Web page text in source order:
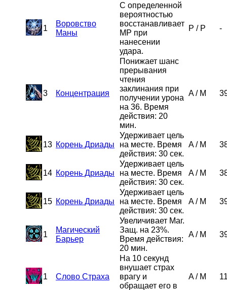
1
Воровство
Маны
С определенной
вероятностью
восстанавливает
MP при
нанесении
удара.
P / P -
3 Концентрация
Понижает шанс
прерывания
чтения
заклинания при
получении урона
на 36. Время
действия: 20
мин.
A/ M
13 Корень Дриады
Удерживает цель
на месте. Время
действия: 30 сек.
A/ M
14 Корень Дриады
Удерживает цель
на месте. Время
действия: 30 сек.
A/ M
15 Корень Дриады
Удерживает цель
на месте. Время
действия: 30 сек.
A/ M
1
Магический
Барьер
Увеличивает Маг.
Защ. на 23%.
Время действия:
20 мин.
A/ M
1 Слово Страха
На 10 секунд
внушает страх
врагу и
обращает его в
A/ M